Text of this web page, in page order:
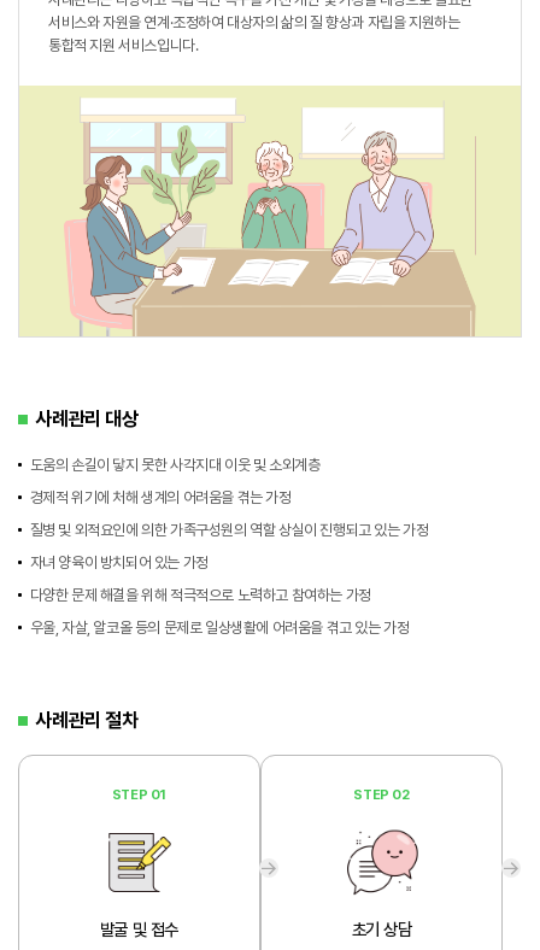
서비스와 자원을 연계·조정하여 대상자의 삶의 질 향상과 자립을 지원하는
통합적 지원 서비스입니다.
사례관리 대상
도움의 손길이 닿지 못한 사각지대 이웃 및 소외계층
경제적 위기에 처해 생계의 어려움을 겪는 가정
질병 및 외적요인에 의한 가족구성원의 역할 상실이 진행되고 있는 가정
자녀 양육이 방치되어 있는 가정
다양한 문제 해결을 위해 적극적으로 노력하고 참여하는 가정
우울, 자살, 알코올 등의 문제로 일상생활에 어려움을 겪고 있는 가정
사례관리 절차
STEP 01
발굴 및 접수
STEP 02
초기 상담